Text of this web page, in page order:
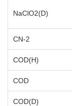
NaClO2(D)
CN-2
COD(H)
COD
COD(D)